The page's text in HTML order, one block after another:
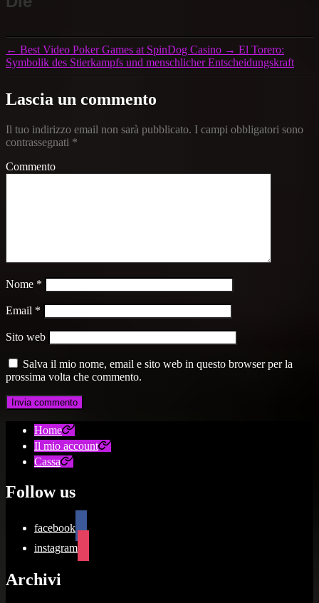
← Best Video Poker Games at SpinDog Casino → El Torero:
Symbolik des Stierkampfs und menschlicher Entscheidungskraft
Lascia un commento
Il tuo indirizzo email non sarà pubblicato. I campi obbligatori sono
contrassegnati *
Commento
Nome *
Email *
Sito web
Salva il mio nome, email e sito web in questo browser per la
prossima volta che commento.
Home
Il mio account
Cassa
Follow us
facebook
instagram
Archivi